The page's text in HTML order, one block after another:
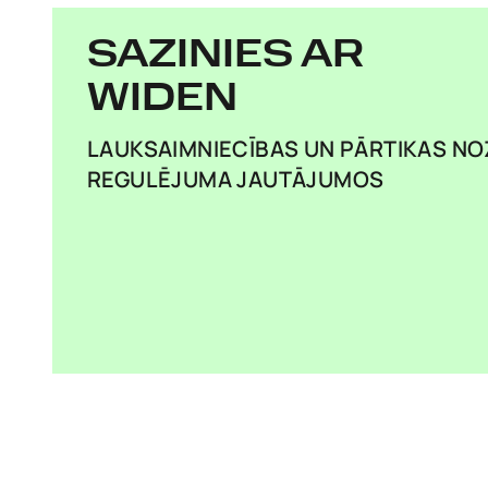
SAZINIES AR
WIDEN
LAUKSAIMNIECĪBAS UN PĀRTIKAS
REGULĒJUMA JAUTĀJUMOS